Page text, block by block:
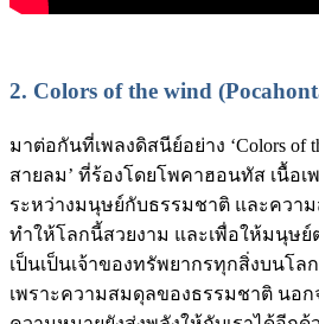
2. Colors of the wind
มาต่อกันที่เพลงดิสนีย์อย่าง ‘Colors of
สายลม’ ที่ร้องโดยโพคาฮอนทัส เนื้อ
ระหว่างมนุษย์กับธรรมชาติ และควา
ทำให้โลกนี้สวยงาม และเพื่อให้มนุษย์
เป็นเป็นเจ้าของทรัพยากรทุกสิ่งบนโล
เพราะความสมดุลของธรรมชาติ นอก